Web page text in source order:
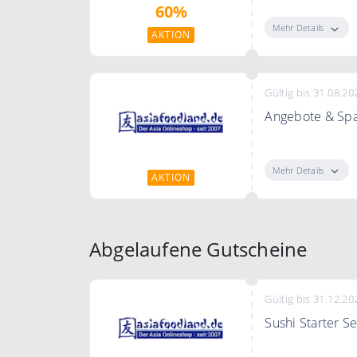
60%
AKTION
Mehr Details
AKTION
Gültig bis
Angebote &
Mehr Details
Abgelaufene Gutscheine
Gültig bis
Sushi Starter